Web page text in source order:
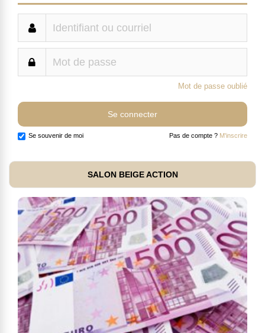
Mot de passe oublié
Se souvenir de moi Pas de compte ? M'inscrire
SALON BEIGE ACTION